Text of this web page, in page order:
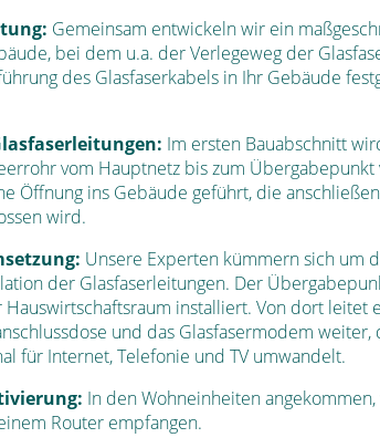
Gemeinsam entwickeln wir ein
bei dem u.a. der Verlegeweg der
des Glasfaserkabels in Ihr Gebäude
Im ersten Bauabschnitt
vom Hauptnetz bis zum Übergabepunkt
Öffnung ins Gebäude geführt, die
wird.
Unsere Experten kümmern sich um
der Glasfaserleitungen. Der
installiert. Von dort leitet
und das Glasfasermodem weiter,
für Internet, Telefonie und TV umwandelt.
In den Wohneinheiten
Router empfangen.